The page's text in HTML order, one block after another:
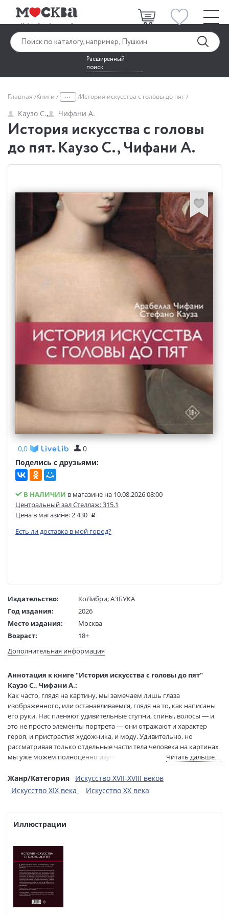
Расширенный
поиск
Главная Книги ... История искусства с головы до пят
Каузо С., Чифани А.
История искусства с головы
до пят. Каузо С., Чифани А.
0,0
0
Поделись с друзьями:
В НАЛИЧИИ в магазине на 10.08.2026 08:00
Центральный зал Стеллаж: 315.1
Цена в магазине:2 430
Есть ли доставка в мой город?
Издательство: КоЛибри;АЗБУКА
Год издания:
2026
Место издания:
Москва
Возраст:
18+
Язык текста:
русский
Редактор/
составитель:
Николаева Мария
Перевод:
Сычева Владислава
Тип обложки:
Твердый переплет
Формат:
82х100 1/16
Размеры в мм
(ДхШхВ):
240x200x20
Вес:
890 гр.
Страниц:
232
Тираж:
2000 экз.
Код товара:
1263242
В продаже с:
Дополнительная информация
Аннотация к книге "История искусства с головы до пят"
Каузо С., Чифани А.:
Как часто, глядя на картину, мы замечаем лишь глаза
изображенного, или останавливаемся, глядя на то, как написаны
его руки. Нас пленяют удивительные ступни, спины, волосы — и
это не просто элементы портрета — они отражают и характер
героя, и пристрастия художника, и моду. Удивительно, но
рассматривая только отдельные части тела человека на картинах
мы уже можем полноценно изучить историю искусства и понять
пят» — не просто увлекательная и красочная книга, но и книга с
большим чувством юмора и невероятной радости, которую мы
можем получить, наслаждаясь прекрасными произведениями
Читать дальше…
Жанр/Категория
Искусство XVII-XVIII веков
Искусство XIX века
Искусство XX века
Иллюстрации